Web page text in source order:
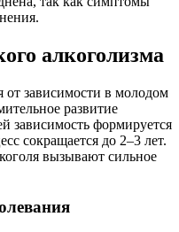
алкоголизма
от зависимости в молодом
развитие
зависимость формируется
сокращается до 2–3 лет.
вызывают сильное